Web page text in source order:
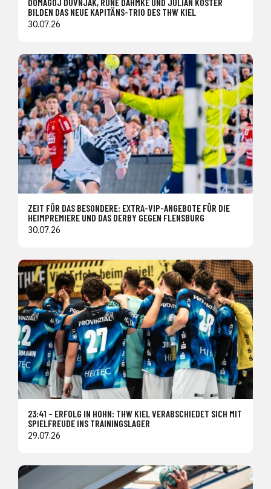
BILDEN DAS NEUE KAPITÄNS-TRIO DES THW KIEL
30.07.26
ZEIT FÜR DAS BESONDERE: EXTRA-VIP-ANGEBOTE FÜR DIE
HEIMPREMIERE UND DAS DERBY GEGEN FLENSBURG
30.07.26
23:41 – ERFOLG IN HOHN: THW KIEL VERABSCHIEDET SICH MIT
SPIELFREUDE INS TRAININGSLAGER
29.07.26